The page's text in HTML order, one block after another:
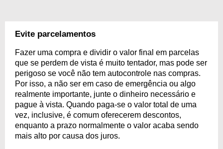
Evite parcelamentos
Fazer uma compra e dividir o valor final em parcelas
que se perdem de vista é muito tentador, mas pode ser
perigoso se você não tem autocontrole nas compras.
Por isso, a não ser em caso de emergência ou algo
realmente importante, junte o dinheiro necessário e
pague à vista. Quando paga-se o valor total de uma
vez, inclusive, é comum oferecerem descontos,
enquanto a prazo normalmente o valor acaba sendo
mais alto por causa dos juros.